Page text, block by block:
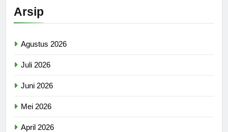
Arsip
Agustus 2026
Juli 2026
Juni 2026
Mei 2026
April 2026